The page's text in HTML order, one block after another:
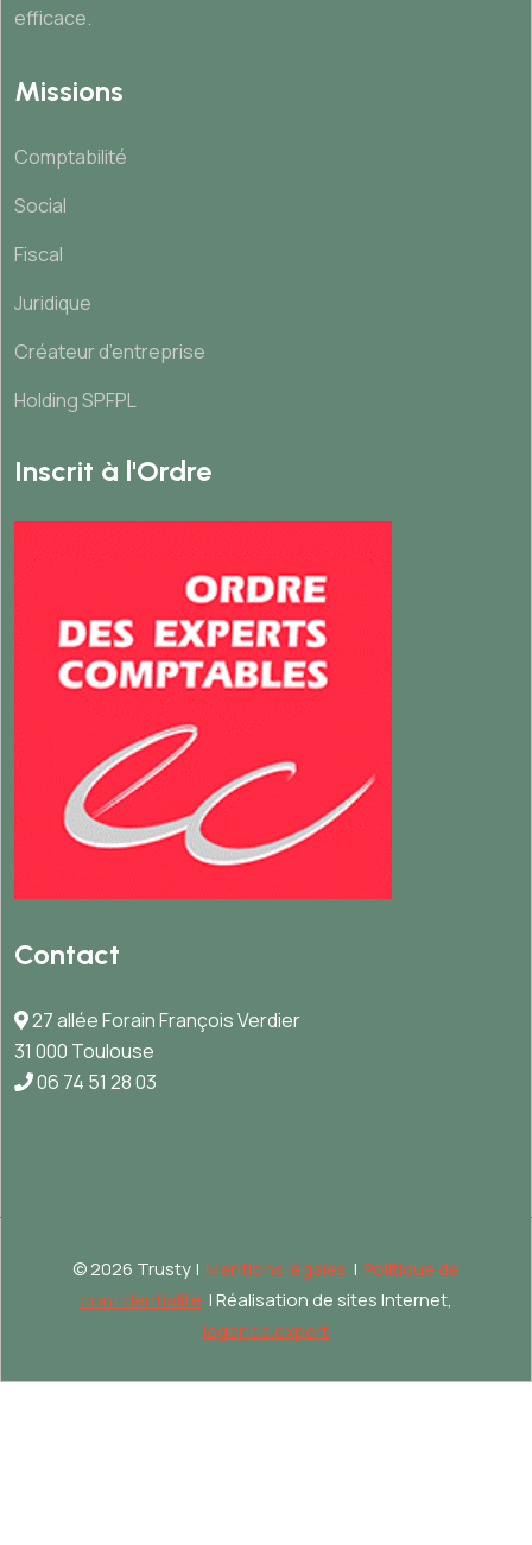
efficace.
Missions
Comptabilité
Social
Fiscal
Juridique
Créateur d’entreprise
Holding SPFPL
Inscrit à l'Ordre
Contact
27 allée Forain François Verdier
31 000 Toulouse
06 74 51 28 03
©2026 Trusty | Mentions légales | Politique de
confidentialité | Réalisation de sites Internet,
lagence.expert